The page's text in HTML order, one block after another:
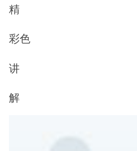
精
彩色
讲
解